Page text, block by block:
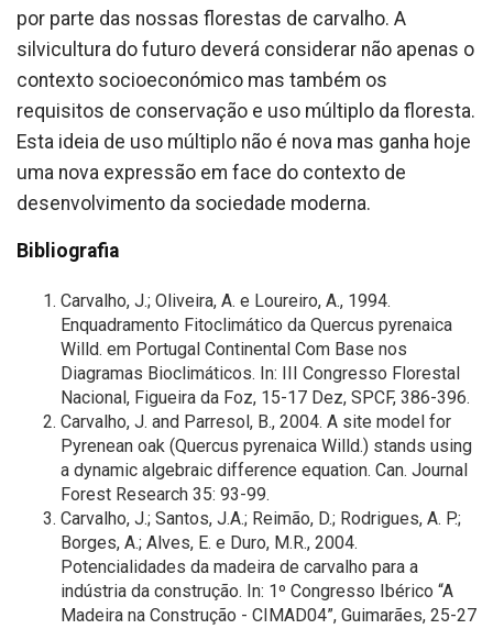
por parte das nossas florestas de carvalho. A
silvicultura do futuro deverá considerar não apenas o
contexto socioeconómico mas também os
requisitos de conservação e uso múltiplo da floresta.
Esta ideia de uso múltiplo não é nova mas ganha hoje
uma nova expressão em face do contexto de
desenvolvimento da sociedade moderna.
Bibliografia
Carvalho, J.; Oliveira, A. e Loureiro, A., 1994.
Enquadramento Fitoclimático da Quercus pyrenaica
Willd. em Portugal Continental Com Base nos
Diagramas Bioclimáticos. In: III Congresso Florestal
Nacional, Figueira da Foz, 15-17 Dez, SPCF, 386-396.
Carvalho, J. and Parresol, B., 2004. A site model for
Pyrenean oak (Quercus pyrenaica Willd.) stands using
a dynamic algebraic difference equation. Can. Journal
Forest Research 35: 93-99.
Carvalho, J.; Santos, J.A.; Reimão, D.; Rodrigues, A. P.;
Borges, A.; Alves, E. e Duro, M.R., 2004.
Potencialidades da madeira de carvalho para a
indústria da construção. In: 1º Congresso Ibérico “A
Madeira na Construção - CIMAD04”, Guimarães, 25-27